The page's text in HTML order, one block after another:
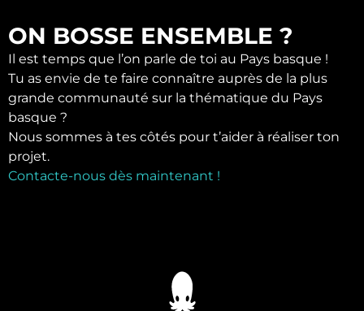
ON BOSSE ENSEMBLE ?
Il est temps que l’on parle de toi au Pays basque !
Tu as envie de te faire connaître auprès de la plus
grande communauté sur la thématique du Pays
basque ?
Nous sommes à tes côtés pour t’aider à réaliser ton
projet.
Contacte-nous dès maintenant !